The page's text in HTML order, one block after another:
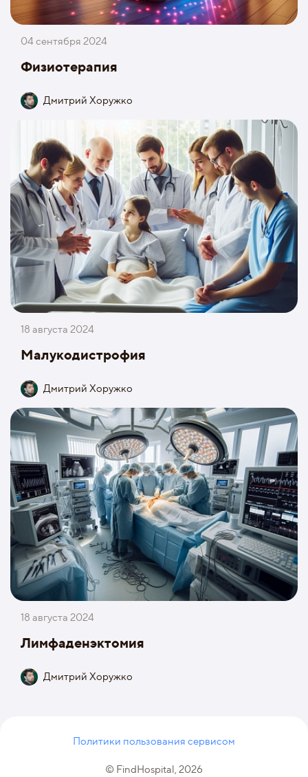
04 сентября 2024
Физиотерапия
Дмитрий Хоружко
18 августа 2024
Малукодистрофия
Дмитрий Хоружко
18 августа 2024
Лимфаденэктомия
Дмитрий Хоружко
Политики пользования сервисом
© FindHospital, 2026